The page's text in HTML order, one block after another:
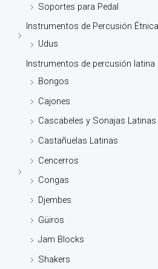
Soportes para Pedal
Instrumentos de Percusión Étnica
Udus
Instrumentos de percusión latina
Bongos
Cajones
Cascabeles y Sonajas Latinas
Castañuelas Latinas
Cencerros
Congas
Djembes
Güiros
Jam Blocks
Shakers